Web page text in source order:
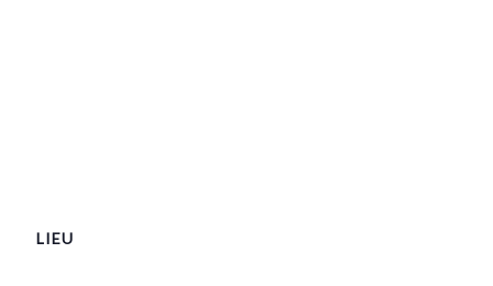
LIEU